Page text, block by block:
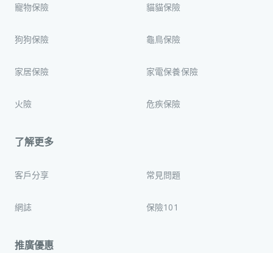
寵物保險 貓貓保險
狗狗保險 龜鳥保險
家居保險 家電保養保險
火險 危疾保險
了解更多
客戶分享 常見問題
網誌 保險101
推廣優惠